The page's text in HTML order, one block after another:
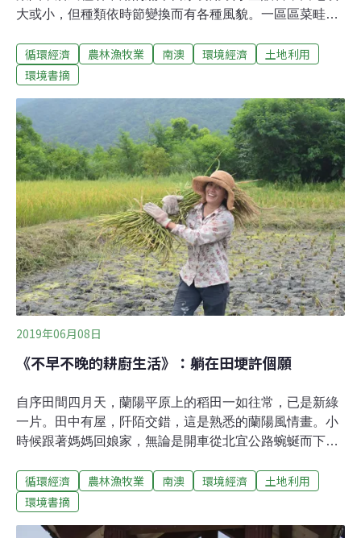
大或小，但種類依時節變換而有各種風貌。一區區菜畦輪
要立柱支撐，蕃茄除了立架還要掛網讓枝蔓攀爬，苦瓜、
絲瓜和百香果這類藤蔓幅員更廣的，還要做ㄇ字棚架來支
能看出一些門道。我的第一處菜園是剛搬到南澳時鄰居免
費借用的，緊鄰河堤但是取水不易，蔓草荒蕪多年，有機
質自然豐厚，除去雜草之後，和夥伴拿著圓鍬、鏟子，隨
感覺挖出曲線走道和不規則狀的菜畦，完成後往高處鳥
瞰，像是龜背紋路，也像是迷宮。我們在外圈種些長年生
的作物，挖來幾株芭蕉苗種在角落當地界，保留邊角幾株
農民必除掉的桑樹做為乘涼、採桑果之用，附近則種了一
些耐陰的香草植物和花卉，還保留最大一塊菜畦灑上不同
花的種子等著四時欣賞。其他菜畦則依照喜愛開始實驗性
質
循環經濟 農林漁牧業 南澳 環境經濟
土地利用
環境書摘
2019年06月08日
《不早不晚的耕廚生活》：躺在田埂許個願
自序田間四月天，蘭陽平原上的稻田一如往常，已是新綠
一片。田中有屋，阡陌交錯，這是熟悉的蘭陽風情畫。小
時候跟著媽媽回娘家，無論是開車從北宜公路蜿蜒而下，
種回鄉的親切感，又同時帶著走訪異地的新奇感，因為對
生長在基隆山城的我而言，這裡平闊的景致，東望是海，
循環經濟 農林漁牧業 南澳 環境經濟
土地利用
環境書摘